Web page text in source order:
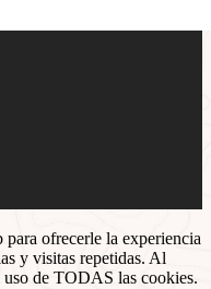
ofrecerle la experiencia
y visitas repetidas. Al
de TODAS las cookies.